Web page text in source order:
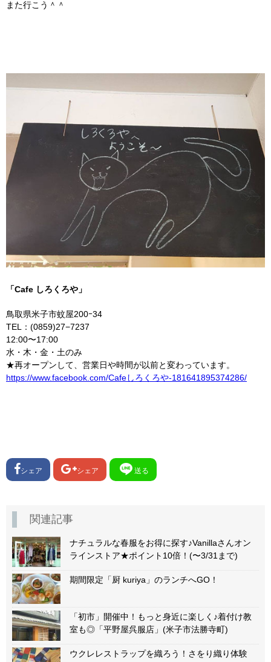
また行こう＾＾
「Cafe しろくろや」
鳥取県米子市蚊屋200ｰ34
TEL：(0859)27−7237
12:00〜17:00
水・木・金・土のみ
★再オープンして、営業日や時間が以前と変わっています。
https://www.facebook.com/Cafeしろくろや-181641895374286/
シェア シェア 送る
関連記事
ナチュラルな春服をお得に探す♪Vanillaさんオン
ラインストア★ポイント10倍！(〜3/31まで)
期間限定「厨 kuriya」のランチへGO！
「初市」開催中！もっと身近に楽しく♪着付け教
室も◎「平野屋呉服店」(米子市法勝寺町)
ウクレレストラップを織ろう！さをり織り体験